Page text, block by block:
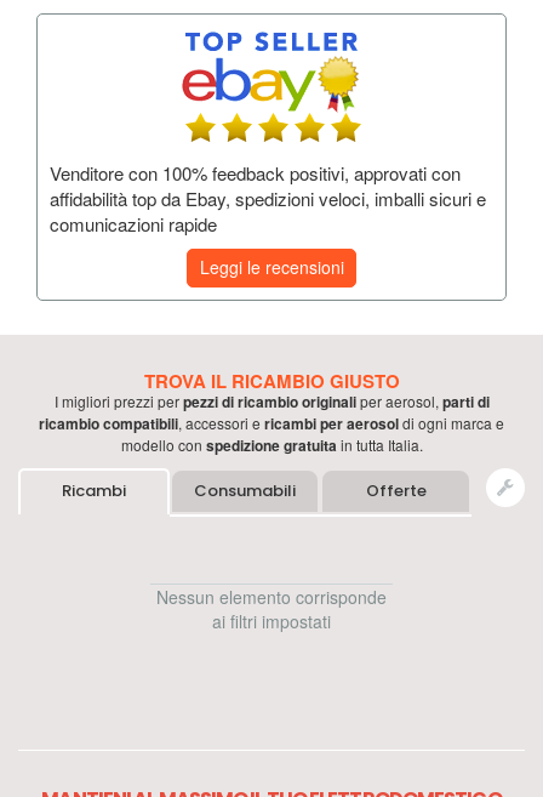
Venditore con 100% feedback positivi, approvati con
affidabilità top da Ebay, spedizioni veloci, imballi sicuri e
comunicazioni rapide
Leggi le recensioni
TROVA IL RICAMBIO GIUSTO
I migliori prezzi perpezzi di ricambio originaliperaerosol, parti di
ricambio compatibili, accessori e ricambi peraerosoldi ogni marca e
modello con spedizione gratuita in tutta Italia.
Ricambi Consumabili Offerte
Nessun elemento corrisponde
ai filtri impostati